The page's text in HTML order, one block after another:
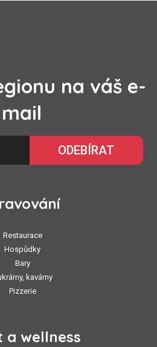
na váš e-
mail
ODEBÍRAT
Restaurace
Hospůdky
Bary
kavárny
Pizzerie
a wellness